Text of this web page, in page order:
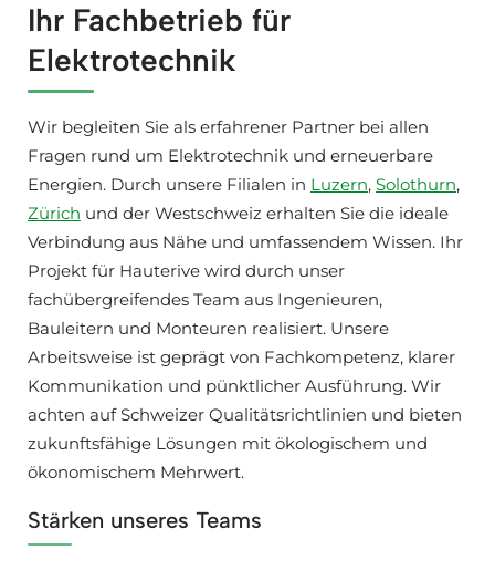
Ihr Fachbetrieb für
Elektrotechnik
Wir begleiten Sie als erfahrener Partner bei allen
Fragen rund um Elektrotechnik und erneuerbare
Energien. Durch unsere Filialen in Luzern, Solothurn,
Zürich und der Westschweiz erhalten Sie die ideale
Verbindung aus Nähe und umfassendem Wissen. Ihr
Projekt für Hauterive wird durch unser
fachübergreifendes Team aus Ingenieuren,
Bauleitern und Monteuren realisiert. Unsere
Arbeitsweise ist geprägt von Fachkompetenz, klarer
Kommunikation und pünktlicher Ausführung. Wir
achten auf Schweizer Qualitätsrichtlinien und bieten
zukunftsfähige Lösungen mit ökologischem und
ökonomischem Mehrwert.
Stärken unseres Teams